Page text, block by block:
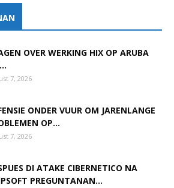
OVER WERKING HIX OP ARUBA
7, 2026
ONDER VUUR OM JARENLANGE
OP...
7, 2026
DI ATAKE CIBERNETICO NA
PREGUNTANAN...